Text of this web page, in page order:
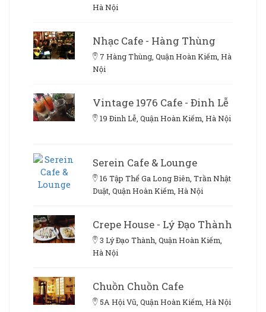
Hà Nội
Nhạc Cafe - Hàng Thùng
7 Hàng Thùng, Quận Hoàn Kiếm, Hà
Nội
Vintage 1976 Cafe - Đinh Lễ
19 Đinh Lễ, Quận Hoàn Kiếm, Hà Nội
Serein Cafe & Lounge
16 Tập Thể Ga Long Biên, Trần Nhật
Duật, Quận Hoàn Kiếm, Hà Nội
Crepe House - Lý Đạo Thành
3 Lý Đạo Thành, Quận Hoàn Kiếm,
Hà Nội
Chuồn Chuồn Cafe
5A Hội Vũ, Quận Hoàn Kiếm, Hà Nội